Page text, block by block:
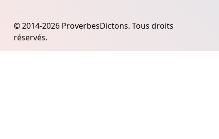
© 2014-2026 ProverbesDictons. Tous droits
réservés.